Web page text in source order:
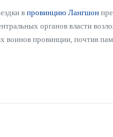
в провинцию Лангшон
органов власти
провинции, почтив